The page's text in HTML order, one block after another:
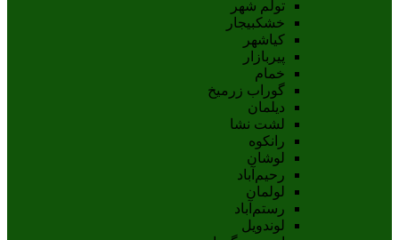
تولم شهر
خشکبیجار
کیاشهر
پیربازار
خمام
گوراب زرمیخ
دیلمان
لشت نشا
رانکوه
لوشان
رحیم‌آباد
لولمان
رستم‌آباد
لوندویل